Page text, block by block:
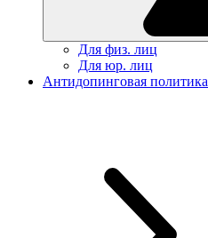
Для физ. лиц
Для юр. лиц
Антидопинговая политика